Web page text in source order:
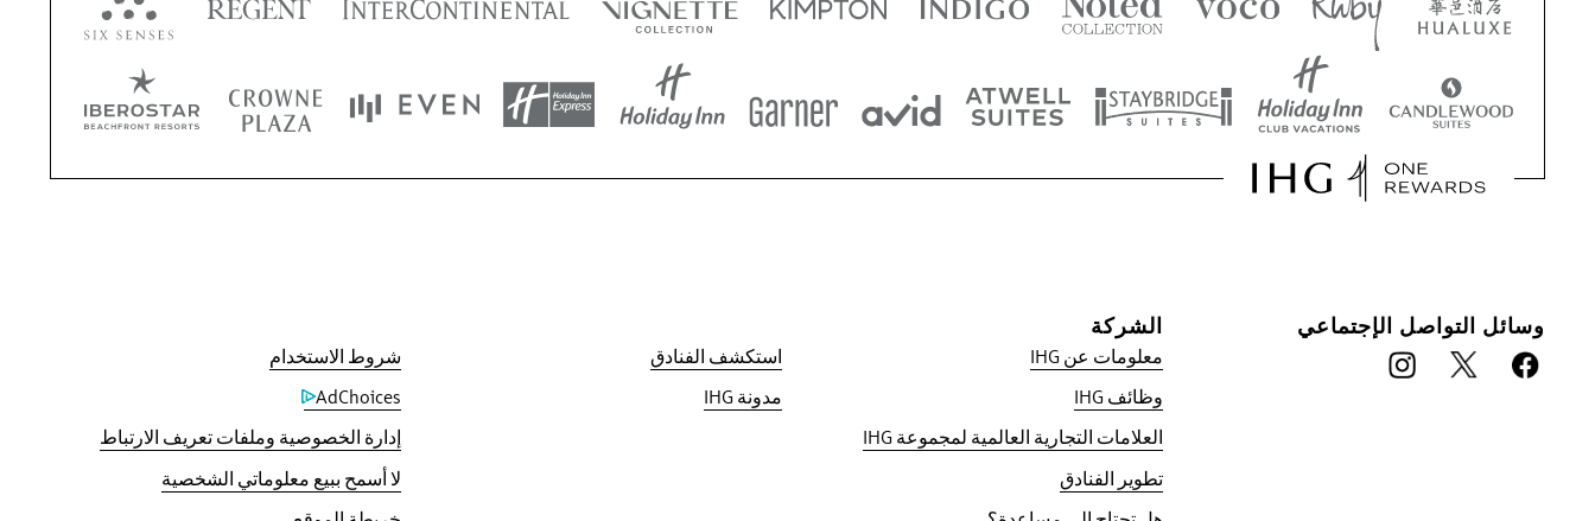
وسائل التواصل الإجتماعي الشركة
معلومات عن IHG
وظائف IHG
العلامات التجارية العالمية لمجموعة IHG
تطوير الفنادق
استكشف الفنادق
مدونة IHG
شروط الاستخدام
AdChoices
إدارة الخصوصية وملفات تعريف الارتباط
لا أسمح ببيع معلوماتي الشخصية
‫نعدك بالحصول على أقل سعر متاح على الإنترنت، أو مطابقة سعرنا لأقل سعر عثرت عليه، بالإضافة إلى حصولك على 5 أضعاف نقاطك في برنامج مكافآت IHG® One